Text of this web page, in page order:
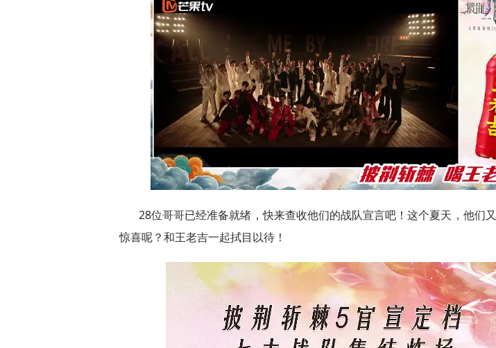
28位哥哥已经准备就绪，快来查收他们的战队宣言吧！这个夏天，他们
惊喜呢？和王老吉一起拭目以待！